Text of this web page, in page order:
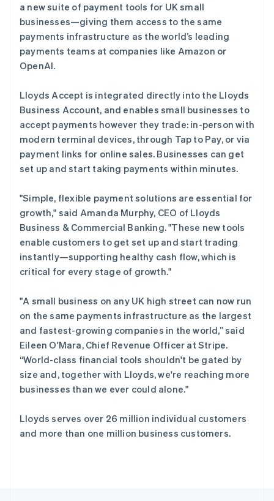
Stripe Sessions 2026
了解 Stripe 如何为 AI 构建经济基础设施。
立即观看
a new suite of payment tools for UK small
businesses—giving them access to the same
payments infrastructure as the world’s leading
payments teams at companies like Amazon or
OpenAI.
Lloyds Accept is integrated directly into the Lloyds
Business Account, and enables small businesses to
accept payments however they trade: in-person with
modern terminal devices, through Tap to Pay, or via
payment links for online sales. Businesses can get
set up and start taking payments within minutes.
"Simple, flexible payment solutions are essential for
growth," said Amanda Murphy, CEO of Lloyds
Business & Commercial Banking. "These new tools
enable customers to get set up and start trading
instantly—supporting healthy cash flow, which is
critical for every stage of growth."
"A small business on any UK high street can now run
on the same payments infrastructure as the largest
and fastest-growing companies in the world,” said
Eileen O'Mara, Chief Revenue Officer at Stripe.
“World-class financial tools shouldn't be gated by
size and, together with Lloyds, we're reaching more
businesses than we ever could alone."
Lloyds serves over 26 million individual customers
and more than one million business customers.
EnglishEspañol简体中文
墨西哥
Español English
挪威
English
日本
日本語 English
瑞典
Svenska English
DeutschFrançais ItalianoEnglish
塞浦路斯
斯洛伐克
English
斯洛文尼亚
English Italiano
泰国
ไทยEnglish
希腊
西班牙
EspañolEnglish
新加坡
English 简体中文
新西兰
English
匈牙利
English
印度
English